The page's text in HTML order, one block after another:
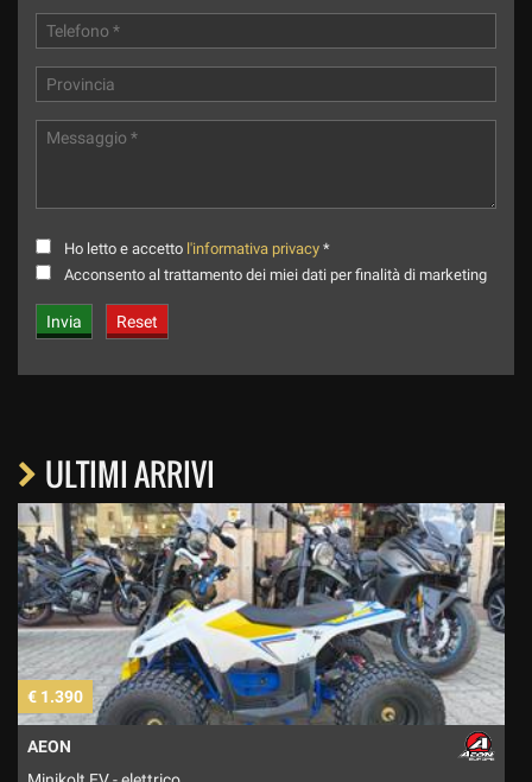
Ho letto e accetto l'informativa privacy *
Acconsento al trattamento dei miei dati per finalità di marketing
ULTIMI ARRIVI
€ 1.390
AEON